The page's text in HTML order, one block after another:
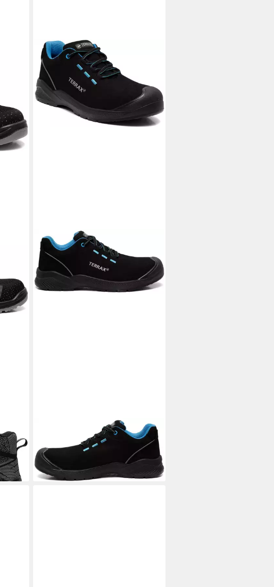
TERRAX WORKWEAR
Sicherheitsschuh S1P
Sicherheitsschuh
58,79 €
lieferbar - in 6-8 Werktagen bei dir